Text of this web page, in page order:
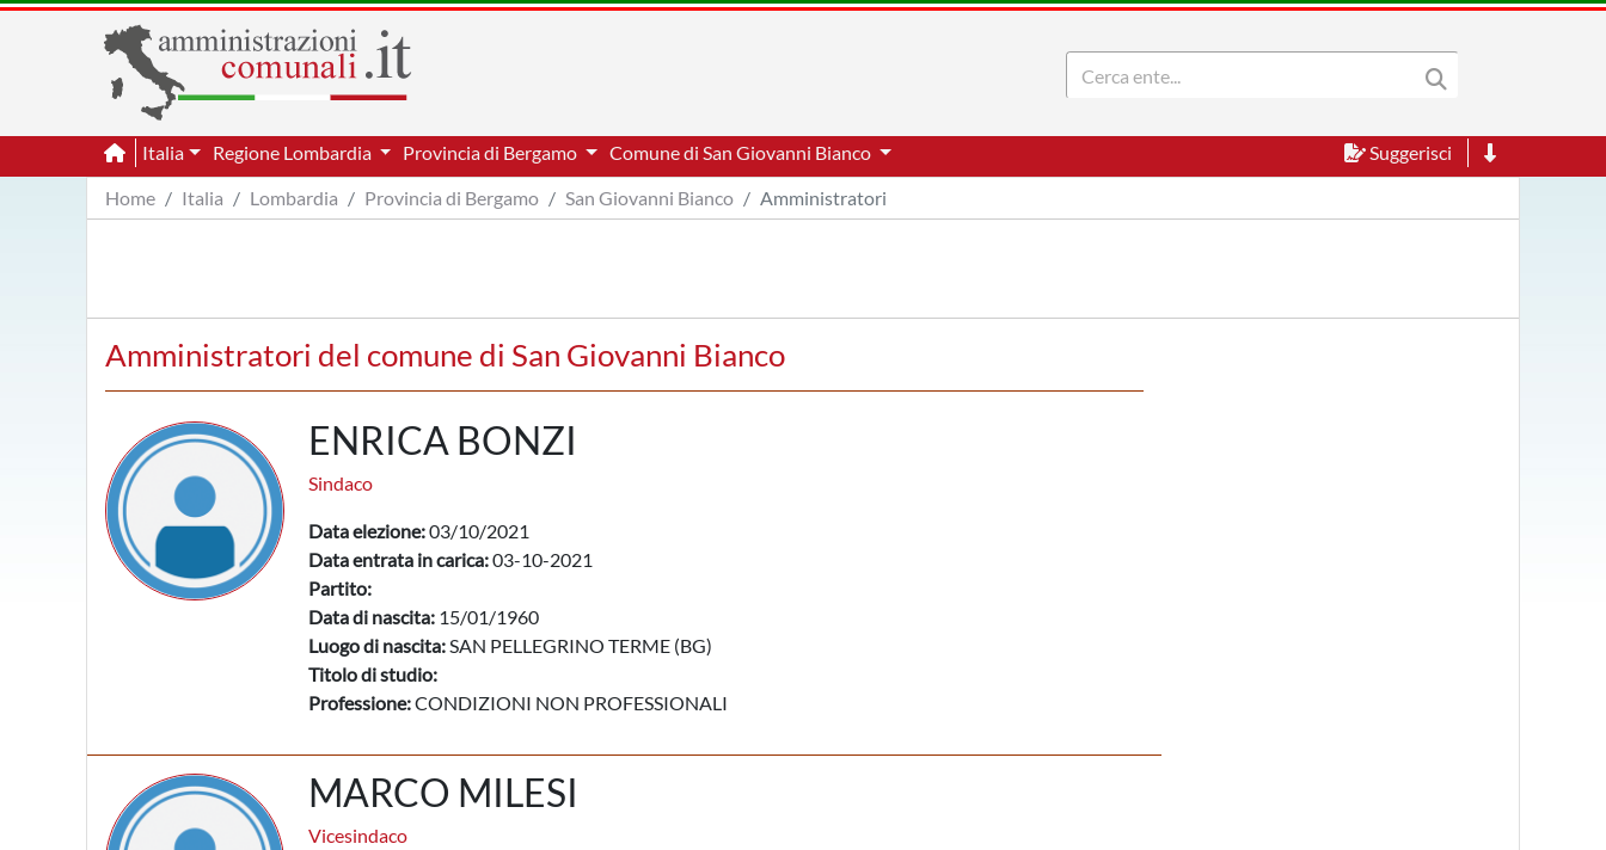
Italia Regione Lombardia Provincia di Bergamo Comune di San Giovanni Bianco
Suggerisci
Home
Italia Lombardia Provincia di Bergamo San Giovanni Bianco Amministratori
Amministratori del comune di San Giovanni Bianco
ENRICA BONZI
Sindaco
Data elezione:03/10/2021
Data entrata in carica:03-10-2021
Partito:
Data di nascita: 15/01/1960
Luogo di nascita:SAN PELLEGRINO TERME (BG)
Titolo di studio:
Professione:CONDIZIONI NON PROFESSIONALI
MARCO MILESI
Vicesindaco